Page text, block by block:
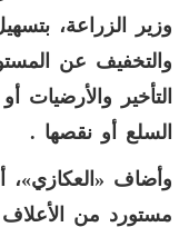
وزير الزراعة،
والتخفيف عن
التأخير والأرضيات
السلع أو نقصها .